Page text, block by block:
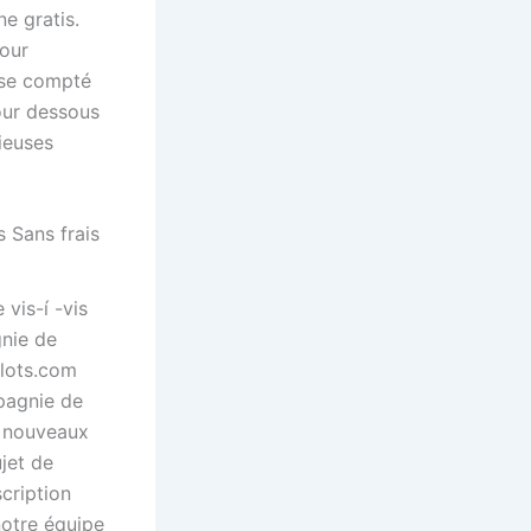
gratis.
compté
dessous
Sans frais
vis-í -vis
de
de
de
équipe